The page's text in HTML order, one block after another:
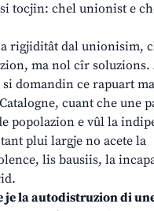
tocjin: chel unionist e
rigjiditât dal unionisim,
ma nol cîr soluzions.
si domandin ce rapuart
cuant che une
popolazion e vûl la
plui largje no acete la
lis bausiis, la
je la autodistruzion di